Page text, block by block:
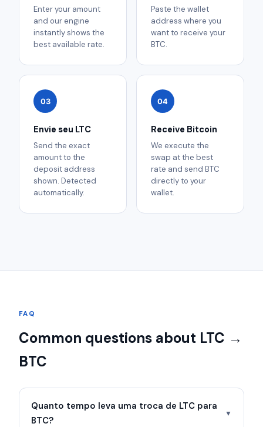
Enter your amount
and our engine
instantly shows the
best available rate.
Paste the wallet
address where you
want to receive your
BTC.
03
Envie seu LTC
Send the exact
amount to the
deposit address
shown. Detected
automatically.
04
Receive Bitcoin
We execute the
swap at the best
rate and send BTC
directly to your
wallet.
FAQ
Common questions about LTC →
BTC
Quanto tempo leva uma troca de LTC para
BTC?
▼